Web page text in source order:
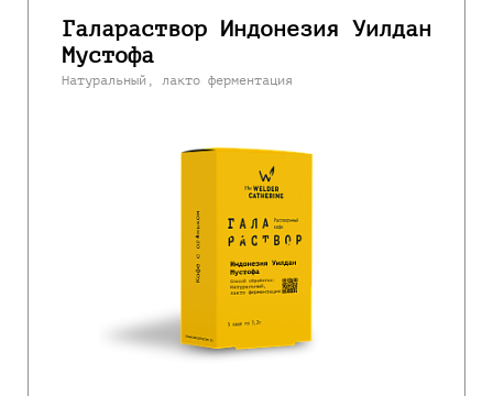
Галараствор Индонезия Уилдан
Мустофа
Натуральный, лакто ферментация